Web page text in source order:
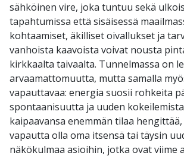
sähköinen vire, joka tuntuu sekä
tapahtumissa että sisäisessä
kohtaamiset, äkilliset oivallukset ja
vanhoista kaavoista voivat nousta
kirkkaalta taivaalta. Tunnelmassa on
arvaamattomuutta, mutta samalla
vapauttavaa: energia suosii rohkeita
spontaanisuutta ja uuden
kaipaavansa enemmän tilaa
vapautta olla oma itsensä tai täysin
näkökulmaa asioihin, jotka ovat viime